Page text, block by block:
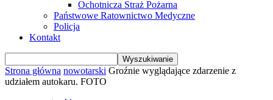
Ochotnicza Straż Pożarna
Państwowe Ratownictwo Medyczne
Policja
Kontakt
Strona główna nowotarski Groźnie wyglądające zdarzenie z
udziałem autokaru. FOTO